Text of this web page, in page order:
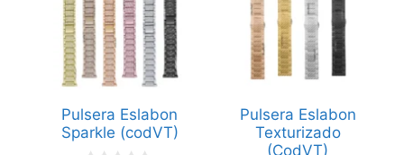
Pulsera Eslabon
Sparkle (codVT)
tiene
múltiples
variantes.
Las
se
pueden
Pulsera Eslabon
Texturizado
(CodVT)
tiene
múltiples
variantes.
Las
se
pueden